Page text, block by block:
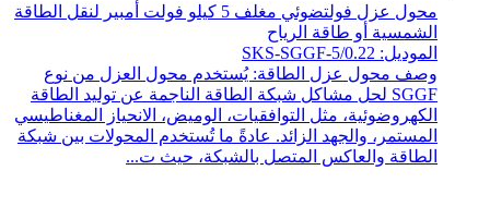
محول عزل فولتضوئي مغلف 5 كيلو فولت أمبير لنقل الطاقة
الشمسية أو طاقة الرياح
الموديل: SKS-SGGF-5/0.22
وصف محول عزل الطاقة: يُستخدم محول العزل من نوع
SGGF لحل مشاكل شبكة الطاقة الناجمة عن توليد الطاقة
الكهروضوئية، مثل التوافقيات، الوميض، الانحياز المغناطيسي
المستمر، والجهد الزائد. عادةً ما تُستخدم المحولات بين شبكة
الطاقة والعاكس المتصل بالشبكة، حيث ت...